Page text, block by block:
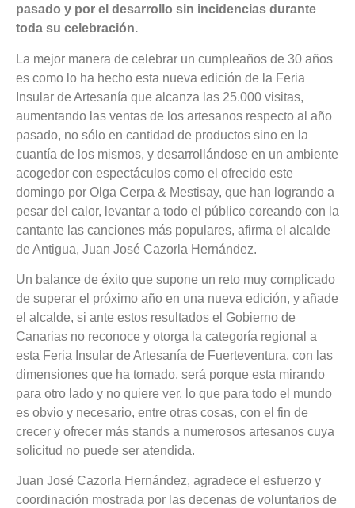
pasado y por el desarrollo sin incidencias durante
toda su celebración.
La mejor manera de celebrar un cumpleaños de 30 años
es como lo ha hecho esta nueva edición de la Feria
Insular de Artesanía que alcanza las 25.000 visitas,
aumentando las ventas de los artesanos respecto al año
pasado, no sólo en cantidad de productos sino en la
cuantía de los mismos, y desarrollándose en un ambiente
acogedor con espectáculos como el ofrecido este
domingo por Olga Cerpa & Mestisay, que han logrando a
pesar del calor, levantar a todo el público coreando con la
cantante las canciones más populares, afirma el alcalde
de Antigua, Juan José Cazorla Hernández.
Un balance de éxito que supone un reto muy complicado
de superar el próximo año en una nueva edición, y añade
el alcalde, si ante estos resultados el Gobierno de
Canarias no reconoce y otorga la categoría regional a
esta Feria Insular de Artesanía de Fuerteventura, con las
dimensiones que ha tomado, será porque esta mirando
para otro lado y no quiere ver, lo que para todo el mundo
es obvio y necesario, entre otras cosas, con el fin de
crecer y ofrecer más stands a numerosos artesanos cuya
solicitud no puede ser atendida.
Juan José Cazorla Hernández, agradece el esfuerzo y
coordinación mostrada por las decenas de voluntarios de